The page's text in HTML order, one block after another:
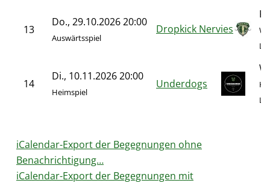
13
Do., 29.10.2026 20:00
Auswärtsspiel
Dropkick Nervies
14
Di., 10.11.2026 20:00
Heimspiel
Underdogs
iCalendar-Export der Begegnungen ohne
Benachrichtigung…
iCalendar-Export der Begegnungen mit